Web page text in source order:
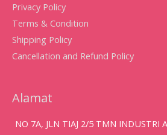
Privacy Policy
Terms & Condition
Shipping Policy
Cancellation and Refund Policy
Alamat
NO 7A, JLN TIAJ 2/5 TMN INDUSTRI